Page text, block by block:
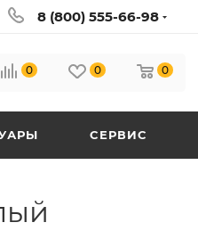
8 (800) 555-66-98
0 0 0
СЕРВИС